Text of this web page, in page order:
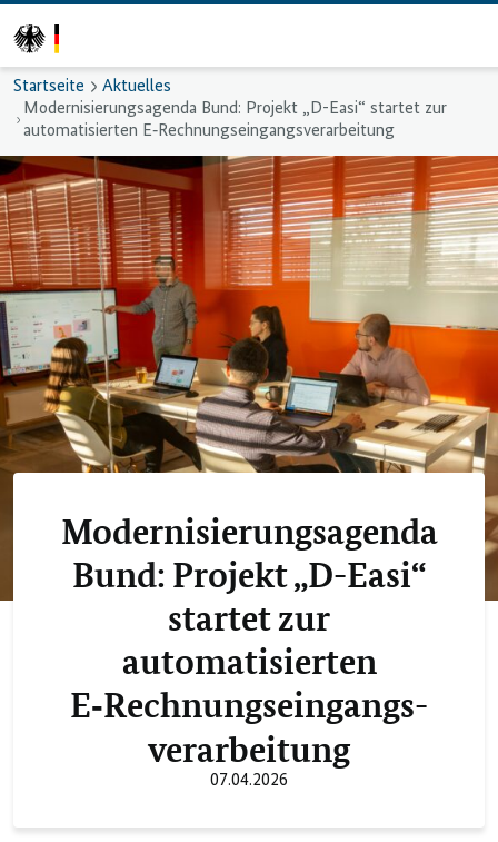
Startseite
Aktuelles
Modernisierungsagenda Bund: Projekt „D-Easi“ startet zur
automatisierten E‑Rechnungs­eingangs­verarbeitung
Modernisierungsagenda
Bund: Projekt „D-Easi“
startet zur
automatisierten
E‑Rechnungs­eingangs­
verarbeitung
07.04.2026